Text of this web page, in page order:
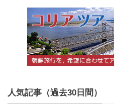
人気記事（過去30日間）